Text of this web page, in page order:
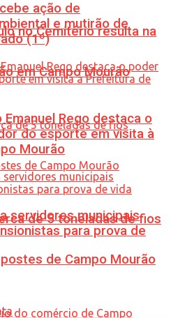
no Cemitério resulta na
em Campo Mourão
de 5 toneladas de fios
de Campo Mourão
ação de
e mutirão de
(1º)
Rego destaca o
do esporte em visita à
Mourão
servidores municipais
para prova de